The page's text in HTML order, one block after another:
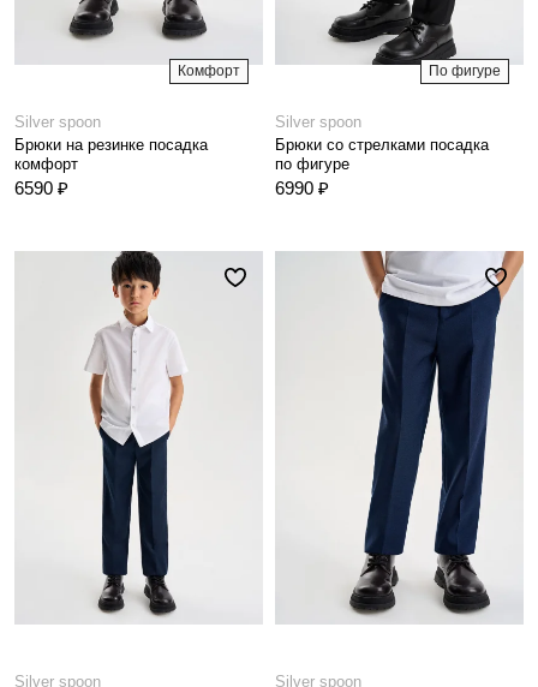
Комфорт
Silver spoon
Брюки на резинке посадка
комфорт
6590 ₽
По фигуре
Silver spoon
Брюки со стрелками посадка
по фигуре
6990 ₽
Silver spoon
Silver spoon